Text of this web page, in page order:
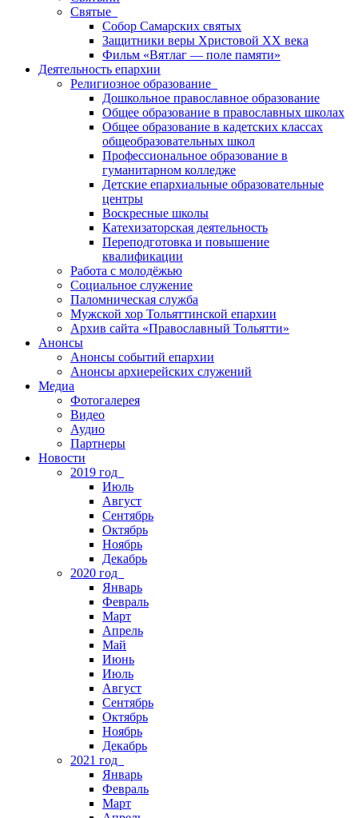
Святые
Собор Самарских святых
Защитники веры Христовой XX века
Фильм «Вятлаг — поле памяти»
Деятельность епархии
Религиозное образование
Дошкольное православное образование
Общее образование в православных школах
Общее образование в кадетских классах
общеобразовательных школ
Профессиональное образование в
гуманитарном колледже
Детские епархиальные образовательные
центры
Воскресные школы
Катехизаторская деятельность
Переподготовка и повышение
квалификации
Работа с молодёжью
Социальное служение
Паломническая служба
Мужской хор Тольяттинской епархии
Архив сайта «Православный Тольятти»
Анонсы
Анонсы событий епархии
Анонсы архиерейских служений
Медиа
Фотогалерея
Видео
Аудио
Партнеры
Новости
2019 год
Июль
Август
Сентябрь
Октябрь
Ноябрь
Декабрь
2020 год
Январь
Февраль
Март
Апрель
Май
Июнь
Июль
Август
Сентябрь
Октябрь
Ноябрь
Декабрь
2021 год
Январь
Февраль
Март